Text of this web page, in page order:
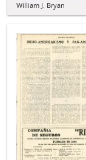
William J. Bryan